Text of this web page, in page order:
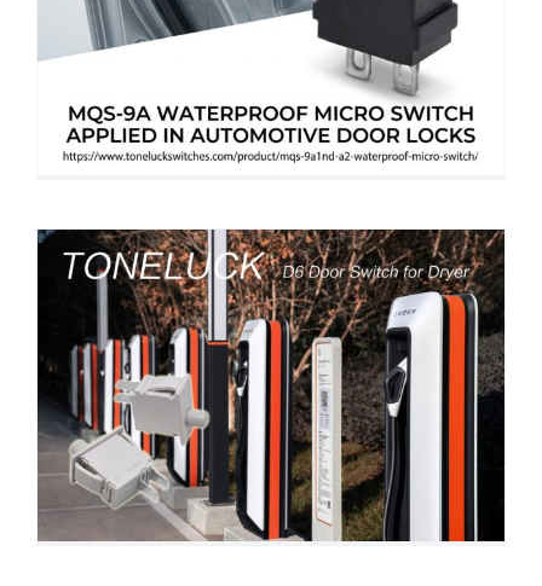
La série d'interrupteurs de porte
Toneluck D6 : un contrôle essentiel pour
les opérations de recharge.